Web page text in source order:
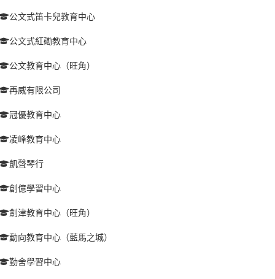
公文式笛卡兒教育中心
公文式紅磡教育中心
公文教育中心（旺角）
再威有限公司
冠優教育中心
凌峰教育中心
凱聲琴行
創億學習中心
劍津教育中心（旺角）
動向教育中心（藍馬之城）
勤舍學習中心